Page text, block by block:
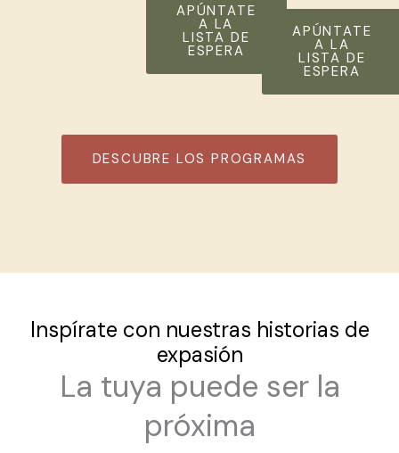
APÚNTATE
A LA
LISTA DE
ESPERA
APÚNTATE
A LA
LISTA DE
ESPERA
DESCUBRE LOS PROGRAMAS
Inspírate con nuestras historias de
expasión
La tuya puede ser la
próxima